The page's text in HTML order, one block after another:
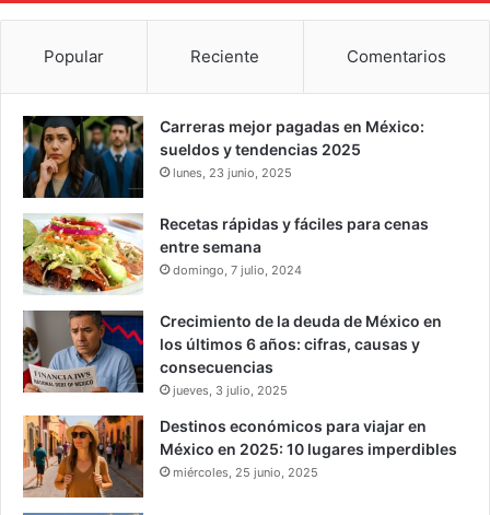
Popular Reciente Comentarios
Carreras mejor pagadas en México:
sueldos y tendencias 2025
lunes, 23 junio, 2025
Recetas rápidas y fáciles para cenas
entre semana
domingo, 7 julio, 2024
Crecimiento de la deuda de México en
los últimos 6 años: cifras, causas y
consecuencias
jueves, 3 julio, 2025
Destinos económicos para viajar en
México en 2025: 10 lugares imperdibles
miércoles, 25 junio, 2025